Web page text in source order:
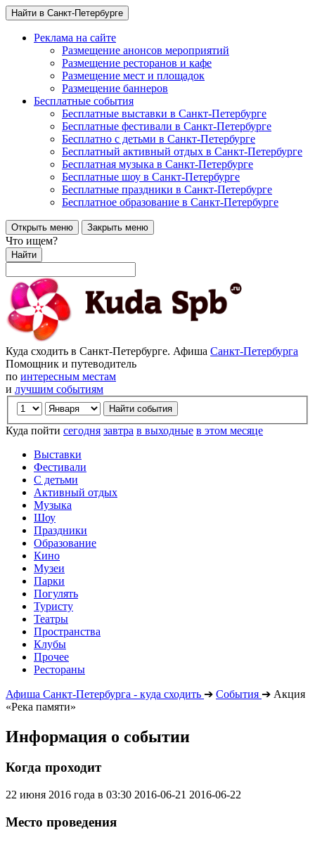
Найти в Санкт-Петербурге
Реклама на сайте
Размещение анонсов мероприятий
Размещение ресторанов и кафе
Размещение мест и площадок
Размещение баннеров
Бесплатные события
Бесплатные выставки в Санкт-Петербурге
Бесплатные фестивали в Санкт-Петербурге
Бесплатно с детьми в Санкт-Петербурге
Бесплатный активный отдых в Санкт-Петербурге
Бесплатная музыка в Санкт-Петербурге
Бесплатные шоу в Санкт-Петербурге
Бесплатные праздники в Санкт-Петербурге
Бесплатное образование в Санкт-Петербурге
Открыть меню Закрыть меню
Что ищем?
Найти
Куда сходить в Санкт-Петербурге. Афиша Санкт-Петербурга
Помощник и путеводитель
по интересным местам
и лучшим событиям
Куда пойти сегодня завтра в выходные в этом месяце
Выставки
Фестивали
С детьми
Активный отдых
Музыка
Шоу
Праздники
Образование
Кино
Музеи
Парки
Погулять
Туристу
Театры
Пространства
Клубы
Прочее
Рестораны
Афиша Санкт-Петербурга - куда сходить ➔ События ➔ Акция
«Река памяти»
Информация о событии
Когда проходит
22 июня 2016 года в 03:30 2016-06-21 2016-06-22
Место проведения